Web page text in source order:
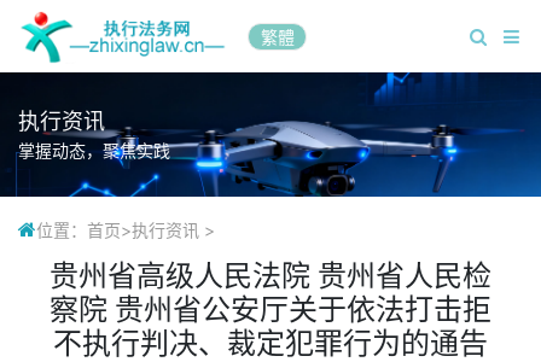
繁體
执行资讯
掌握动态，聚焦实践
位置： 首页>执行资讯 >
贵州省高级人民法院 贵州省人民检
察院 贵州省公安厅关于依法打击拒
不执行判决、裁定犯罪行为的通告